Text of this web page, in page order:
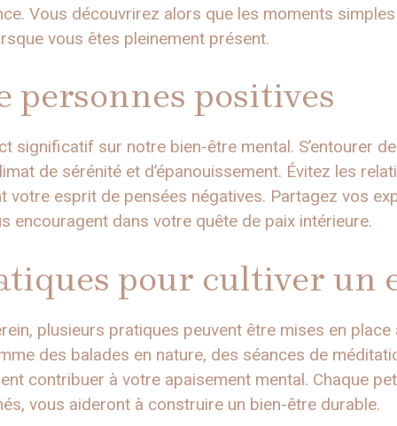
Vous découvrirez alors que les moments
vous êtes pleinement présent.
personnes positives
significatif sur notre bien-être mental. S’entourer
de sérénité et d’épanouissement. Évitez les
votre esprit de pensées négatives. Partagez vos
encouragent dans votre quête de paix intérieure.
pour cultiver un
plusieurs pratiques peuvent être mises en
des balades en nature, des séances de
contribuer à votre apaisement mental. Chaque
vous aideront à construire un bien-être durable.